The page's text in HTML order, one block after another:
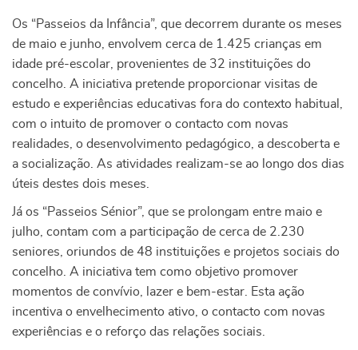
Os “Passeios da Infância”, que decorrem durante os meses
de maio e junho, envolvem cerca de 1.425 crianças em
idade pré-escolar, provenientes de 32 instituições do
concelho. A iniciativa pretende proporcionar visitas de
estudo e experiências educativas fora do contexto habitual,
com o intuito de promover o contacto com novas
realidades, o desenvolvimento pedagógico, a descoberta e
a socialização. As atividades realizam-se ao longo dos dias
úteis destes dois meses.
Já os “Passeios Sénior”, que se prolongam entre maio e
julho, contam com a participação de cerca de 2.230
seniores, oriundos de 48 instituições e projetos sociais do
concelho. A iniciativa tem como objetivo promover
momentos de convívio, lazer e bem-estar. Esta ação
incentiva o envelhecimento ativo, o contacto com novas
experiências e o reforço das relações sociais.